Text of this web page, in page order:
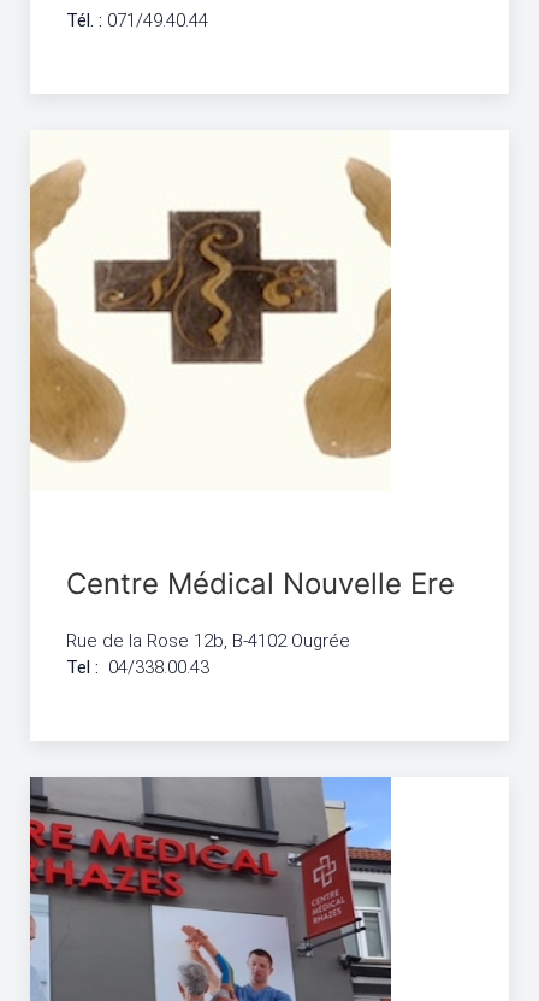
Tél. : 071/49.40.44
Centre Médical Nouvelle Ere
Rue de la Rose 12b, B-4102 Ougrée
Tel : 04/338.00.43